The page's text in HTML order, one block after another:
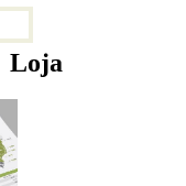
Loja